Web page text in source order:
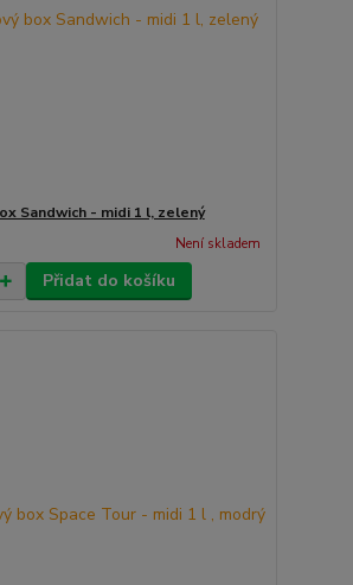
Sandwich - midi 1 l, zelený
Není skladem
Přidat do košíku